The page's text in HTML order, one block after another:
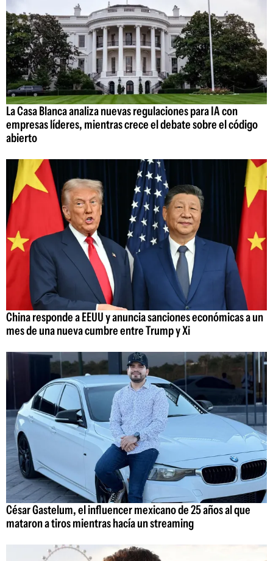
La Casa Blanca analiza nuevas regulaciones para IA con
empresas líderes, mientras crece el debate sobre el código
abierto
China responde a EEUU y anuncia sanciones económicas a un
mes de una nueva cumbre entre Trump y Xi
César Gastelum, el influencer mexicano de 25 años al que
mataron a tiros mientras hacía un streaming